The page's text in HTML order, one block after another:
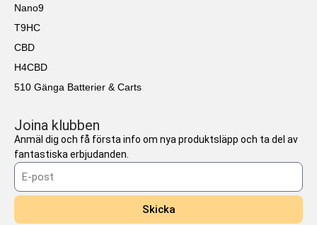
Nano9
T9HC
CBD
H4CBD
510 Gänga Batterier & Carts
Joina klubben
Anmäl dig och få första info om nya produktsläpp och ta del av
fantastiska erbjudanden.
Skicka